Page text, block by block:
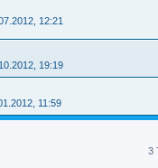
12:21
19:19
11:59
3